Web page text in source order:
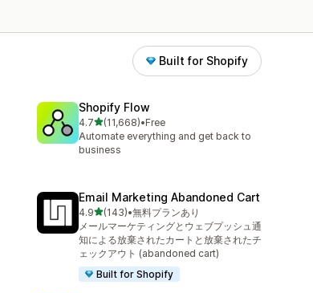
Built for Shopify
Shopify Flow
4.75つ星中
(11,668)
合計レビュー数：11668件
•Free
Automate everything and get back to
business
Email Marketing Abandoned Cart
4.95つ星中
(143)
合計レビュー数：143件
•無料プランあり
メールマーケティングとウェブプッシュ通
知による放棄されたカートと放棄されたチ
ェックアウト (abandoned cart)
Built for Shopify